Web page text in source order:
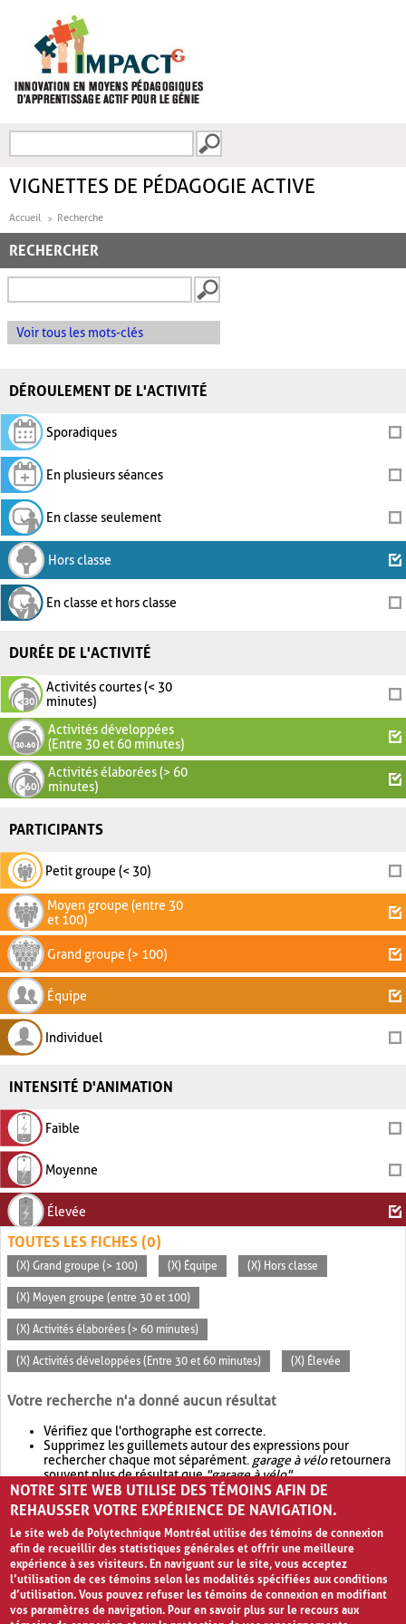
FORMULAIRE DE
VIGNETTES DE PÉDAGOGIE ACTIVE
Accueil Recherche
RECHERCHER
Voir tous les mots-clés
DÉROULEMENT DE L'ACTIVITÉ
Sporadiques
En plusieurs séances
En classe seulement
Hors classe
En classe et hors classe
DURÉE DE L'ACTIVITÉ
Activités courtes (< 30
minutes)
Activités développées
(Entre 30 et 60 minutes)
Activités élaborées (> 60
minutes)
PARTICIPANTS
Petit groupe (< 30)
Moyen groupe (entre 30
et 100)
Grand groupe (> 100)
Équipe
Individuel
INTENSITÉ D'ANIMATION
Faible
Moyenne
Élevée
TOUTES LES FICHES (0)
(X) Grand groupe (> 100) (X) Équipe (X) Hors classe
(X) Moyen groupe (entre 30 et 100)
(X) Activités élaborées (> 60 minutes)
(X) Activités développées (Entre 30 et 60 minutes) (X) Élevée
Votre recherche n'a donné aucun résultat
Vérifiez que l'orthographe est correcte.
Supprimez les guillemets autour des expressions pour
rechercher chaque mot séparément. garage à véloretournera
souvent plus de résultat que"garage à vélo".
Envisagez d'élargir votre recherche avec OR.garage OR vélo
retournera souvent plus de résultat quegarage à vélo
NOTRE SITE WEB UTILISE DES TÉMOINS AFIN DE
REHAUSSER VOTRE EXPÉRIENCE DE NAVIGATION.
Le site web de Polytechnique Montréal utilise des témoins de connexion
afin de recueillir des statistiques générales et offrir une meilleure
expérience à ses visiteurs. En naviguant sur le site, vous acceptez
l’utilisation de ces témoins selon les modalités spécifiées aux conditions
d’utilisation. Vous pouvez refuser les témoins de connexion en modifiant
vos paramètres de navigation. Pour en savoir plus sur le recours aux